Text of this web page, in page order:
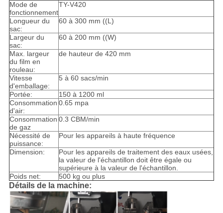
Mode de
fonctionnement
TY-V420
Longueur du
sac:
60 à 300 mm ((L)
Largeur du
sac:
60 à 200 mm ((W)
Max. largeur
du film en
rouleau:
de hauteur de 420 mm
Vitesse
d'emballage:
5 à 60 sacs/min
Portée:
150 à 1200 ml
Consommation
d'air:
0.65 mpa
Consommation
de gaz
0.3 CBM/min
Nécessité de
puissance:
Pour les appareils à haute fréquence
Dimension:
Pour les appareils de traitement des eaux usées,
la valeur de l'échantillon doit être égale ou
supérieure à la valeur de l'échantillon.
Poids net:
500 kg ou plus
Détails de la machine: